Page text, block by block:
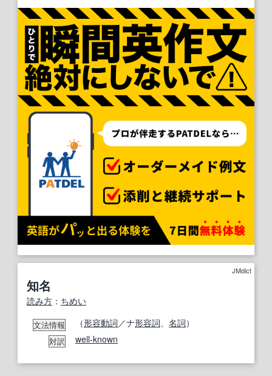
JMdict
知名
読み方 ： ちめい
文法情報 （形容動詞／ナ形容詞、 名詞）
対訳 well-known